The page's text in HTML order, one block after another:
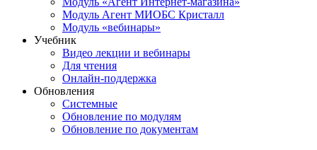
Модуль Агент МИОБС Кристалл
Модуль «вебинары»
Учебник
Видео лекции и вебинары
Для чтения
Онлайн-поддержка
Обновления
Системные
Обновление по модулям
Обновление по документам